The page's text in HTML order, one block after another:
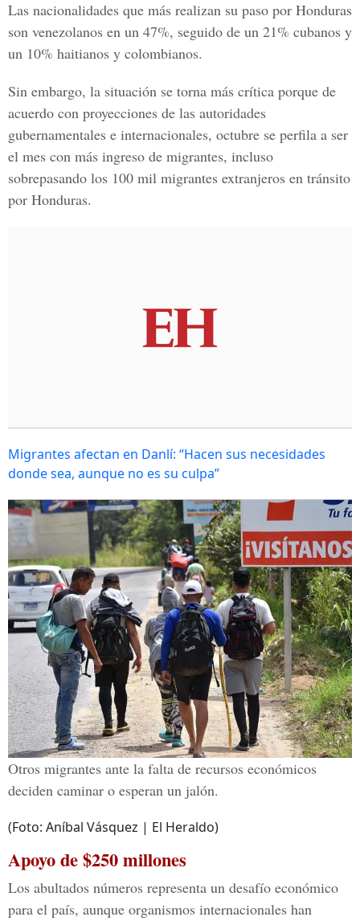
Las nacionalidades que más realizan su paso por Honduras
son venezolanos en un 47%, seguido de un 21% cubanos y
un 10% haitianos y colombianos.
Sin embargo, la situación se torna más crítica porque de
acuerdo con proyecciones de las autoridades
gubernamentales e internacionales, octubre se perfila a ser
el mes con más ingreso de migrantes, incluso
sobrepasando los 100 mil migrantes extranjeros en tránsito
por Honduras.
Migrantes afectan en Danlí: “Hacen sus necesidades
donde sea, aunque no es su culpa”
Otros migrantes ante la falta de recursos económicos
deciden caminar o esperan un jalón.
(Foto: Aníbal Vásquez | El Heraldo)
Apoyo de $250 millones
Los abultados números representa un desafío económico
para el país, aunque organismos internacionales han